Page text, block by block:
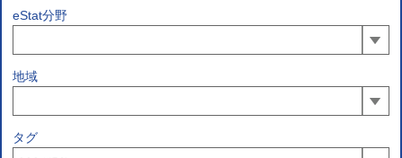
eStat分野
地域
タグ